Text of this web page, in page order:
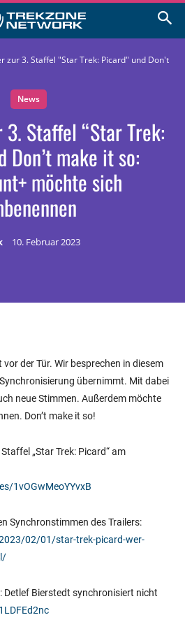
zur 3. Staffel "Star Trek: Picard" und Don't
News
Staffel “Star Trek:
Don’t make it so:
möchte sich
10. Februar 2023
vor der Tür. Wir besprechen in diesem
übernimmt. Mit dabei
neue Stimmen. Außerdem möchte
Don’t make it so!
„Star Trek: Picard“ am
1vOGwMeoYYvxB
Synchronstimmen des Trailers:
02/01/star-trek-picard-wer-
Detlef Bierstedt synchronisiert nicht